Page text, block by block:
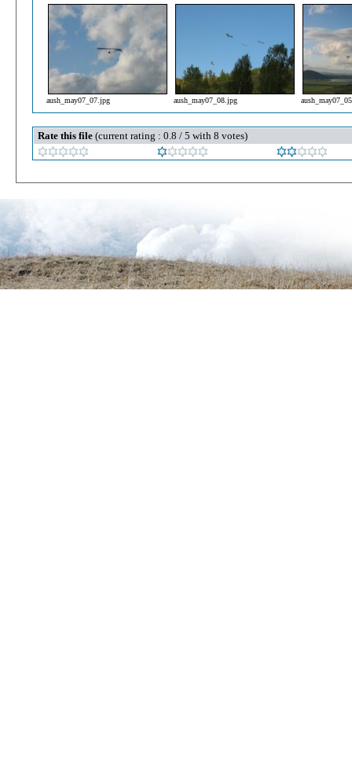
aush_may07_07.jpg aush_may07_08.jpg
Rate this file (current rating : 0.8 / 5 with 8 votes)